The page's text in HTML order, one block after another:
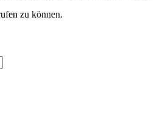
zu können.